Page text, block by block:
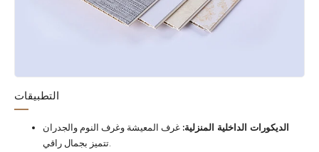
التطبيقات
الديكورات الداخلية المنزلية: غرف المعيشة وغرف النوم والجدران
تتميز بجمال راقي.